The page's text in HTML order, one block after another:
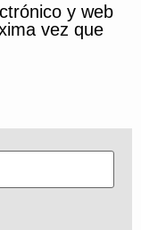
y web
vez que